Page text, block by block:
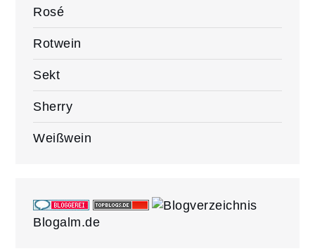
Rosé
Rotwein
Sekt
Sherry
Weißwein
Blogalm.de